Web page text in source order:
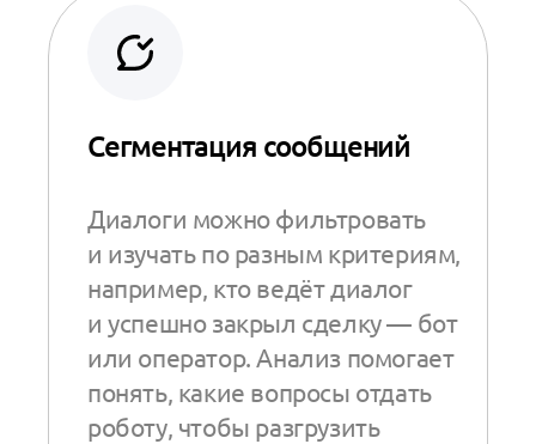
Сегментация сообщений
Диалоги можно фильтровать
и изучать по разным критериям,
например, кто ведёт диалог
и успешно закрыл сделку — бот
или оператор. Анализ помогает
понять, какие вопросы отдать
роботу, чтобы разгрузить